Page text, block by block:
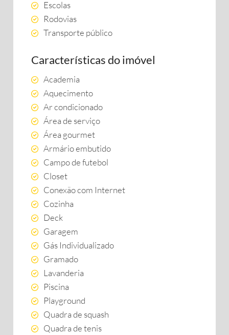
Escolas
Rodovias
Transporte público
Características do imóvel
Academia
Aquecimento
Ar condicionado
Área de serviço
Área gourmet
Armário embutido
Campo de futebol
Closet
Conexão com Internet
Cozinha
Deck
Garagem
Gás Individualizado
Gramado
Lavanderia
Piscina
Playground
Quadra de squash
Quadra de tenis